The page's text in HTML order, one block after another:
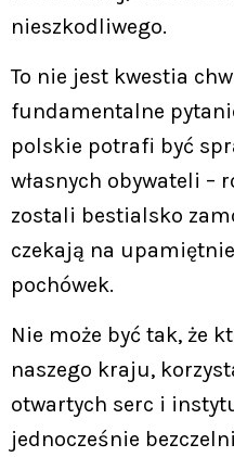
nieszkodliwego.
To nie jest kwestia
fundamentalne
polskie potrafi być
własnych obywateli –
zostali bestialsko
czekają na
pochówek.
Nie może być tak, że
naszego kraju,
otwartych serc i
jednocześnie